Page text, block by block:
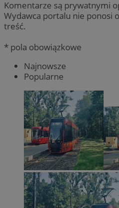
Komentarze są prywatnymi
Wydawca portalu nie ponosi
treść.
* pola obowiązkowe
Najnowsze
Popularne